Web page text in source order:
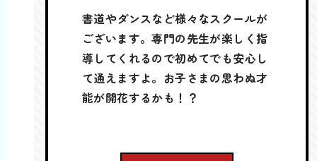
書道やダンスなど様々なスクールが
ございます。専門の先生が楽しく指
導してくれるので初めてでも安心し
て通えますよ。お子さまの思わぬ才
能が開花するかも！？